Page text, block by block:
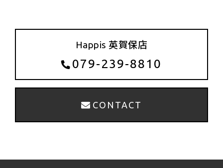
Happis 英賀保店
079-239-8810
CONTACT